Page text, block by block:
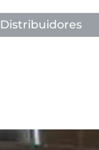
Distribuidores